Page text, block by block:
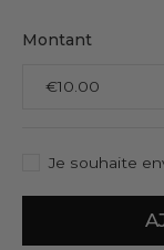
Montant
Je souhaite